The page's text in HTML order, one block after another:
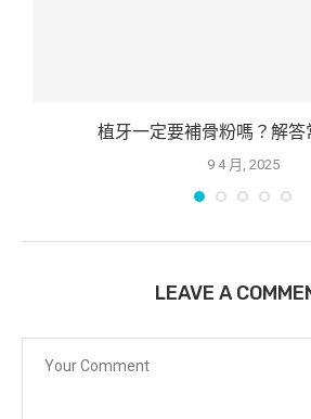
植牙一定要補骨粉嗎？解答
9 4 月, 2025
LEAVE A